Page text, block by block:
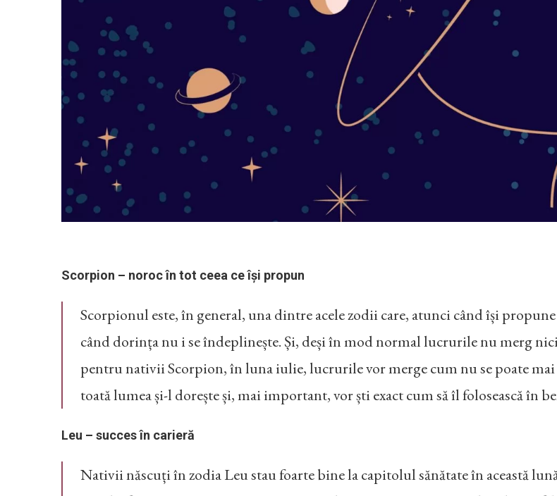
Scorpion – noroc în tot ceea ce își propun
Scorpionul este, în general, una dintre acele zodii care, atunci când își
când dorința nu i se îndeplinește. Și, deși în mod normal lucrurile nu merg
pentru nativii Scorpion, în luna iulie, lucrurile vor merge cum nu se poate mai
toată lumea și-l dorește și, mai important, vor ști exact cum să îl folosească în
Leu – succes în carieră
Nativii născuți în zodia Leu stau foarte bine la capitolul sănătate în această